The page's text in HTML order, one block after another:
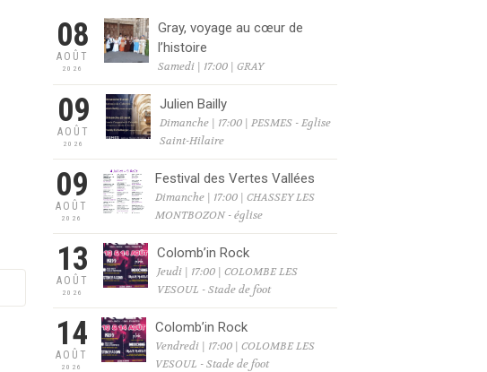
08
AOÛT
2026
Gray, voyage au cœur de
l’histoire
Samedi | 17:00 | GRAY
09
AOÛT
2026
Julien Bailly
Dimanche | 17:00 | PESMES - Eglise
Saint-Hilaire
09
AOÛT
2026
Festival des Vertes Vallées
Dimanche | 17:00 | CHASSEY LES
MONTBOZON - église
13
AOÛT
2026
Colomb’in Rock
Jeudi | 17:00 | COLOMBE LES
VESOUL - Stade de foot
14
AOÛT
2026
Colomb’in Rock
Vendredi | 17:00 | COLOMBE LES
VESOUL - Stade de foot